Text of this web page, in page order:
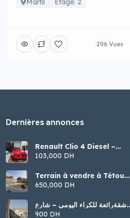
Martil Étage: 2
296 Vues
Dernières annonces
Renault Clio 4 Diesel –
Modèle 2016
103,000 DH
Terrain à vendre à Tétouan
– Malalienne
650,000 DH
شقةرائعة للكراء اليومي – شارع
الجيش الملكي، تطوان
900 DH